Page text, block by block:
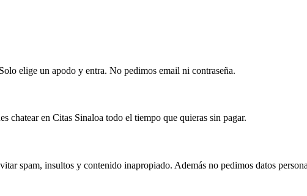
elige un apodo y entra. No pedimos email ni contraseña.
chatear en Citas Sinaloa todo el tiempo que quieras sin pagar.
spam, insultos y contenido inapropiado. Además no pedimos datos